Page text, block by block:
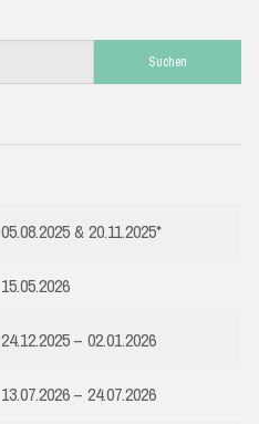
nach:
05.08.2025 & 20.11.2025*
15.05.2026
24.12.2025 – 02.01.2026
13.07.2026 – 24.07.2026